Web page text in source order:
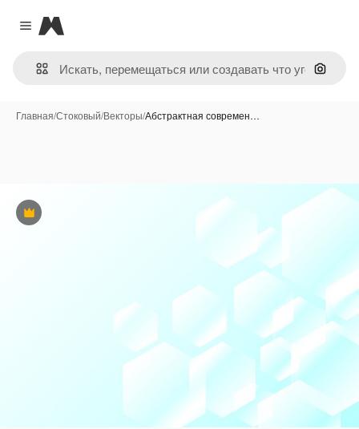
Close menu
Magnific
Поиск
Главная/Стоковый/Векторы/Абстрактная современ…
Премиум